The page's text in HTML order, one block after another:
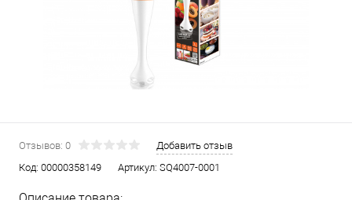
Отзывов: 0
Добавить отзыв
Код: 00000358149 Артикул: SQ4007-0001